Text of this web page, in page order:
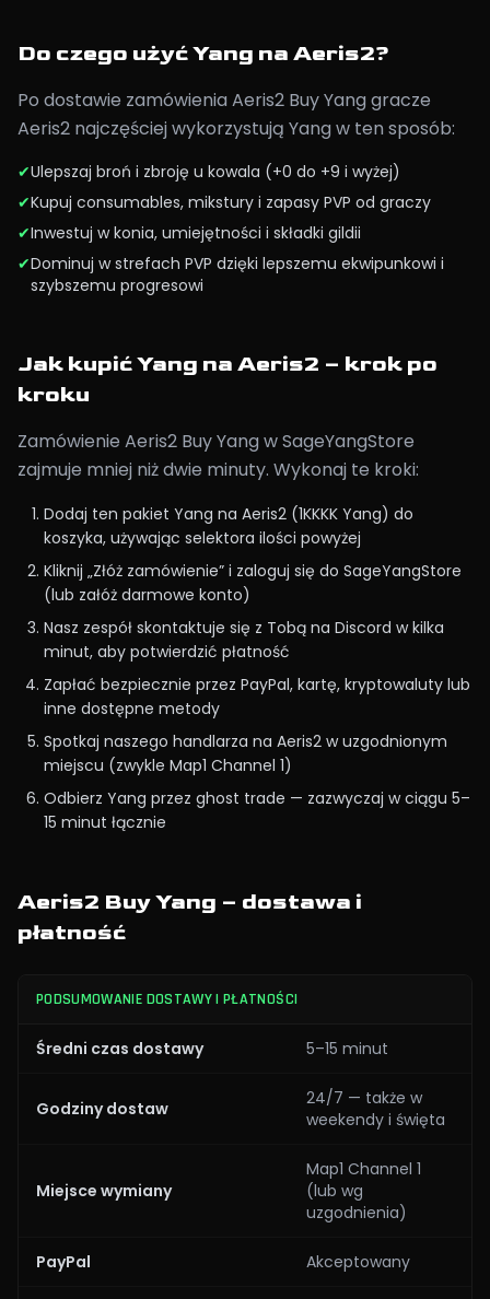
Do czego użyć Yang na Aeris2?
Po dostawie zamówienia Aeris2 Buy Yang gracze
Aeris2 najczęściej wykorzystują Yang w ten sposób:
✔Ulepszaj broń i zbroję u kowala (+0 do +9 i wyżej)
✔Kupuj consumables, mikstury i zapasy PVP od graczy
✔Inwestuj w konia, umiejętności i składki gildii
✔Dominuj w strefach PVP dzięki lepszemu ekwipunkowi i
szybszemu progresowi
Jak kupić Yang na Aeris2 – krok po
kroku
Zamówienie Aeris2 Buy Yang w SageYangStore
zajmuje mniej niż dwie minuty. Wykonaj te kroki:
Dodaj ten pakiet Yang na Aeris2 (1KKKK Yang) do
koszyka, używając selektora ilości powyżej
Kliknij „Złóż zamówienie” i zaloguj się do SageYangStore
(lub załóż darmowe konto)
Nasz zespół skontaktuje się z Tobą na Discord w kilka
minut, aby potwierdzić płatność
Zapłać bezpiecznie przez PayPal, kartę, kryptowaluty lub
inne dostępne metody
Spotkaj naszego handlarza na Aeris2 w uzgodnionym
miejscu (zwykle Map1 Channel 1)
Odbierz Yang przez ghost trade — zazwyczaj w ciągu 5–
15 minut łącznie
Aeris2 Buy Yang – dostawa i
płatność
PODSUMOWANIE DOSTAWY I PŁATNOŚCI
Średni czas dostawy 5–15 minut
Godziny dostaw
24/7 — także w
weekendy i święta
Miejsce wymiany
Map1 Channel 1
(lub wg
uzgodnienia)
PayPal Akceptowany